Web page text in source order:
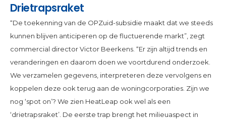
Drietrapsraket
“De toekenning van de OPZuid-subsidie maakt dat we steeds
kunnen blijven anticiperen op de fluctuerende markt”, zegt
commercial director Victor Beerkens. “Er zijn altijd trends en
veranderingen en daarom doen we voortdurend onderzoek.
We verzamelen gegevens, interpreteren deze vervolgens en
koppelen deze ook terug aan de woningcorporaties. Zijn we
nog ‘spot on’? We zien HeatLeap ook wel als een
‘drietrapsraket’. De eerste trap brengt het milieuaspect in